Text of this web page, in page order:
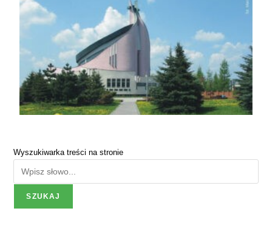
Wyszukiwarka treści na stronie
SZUKAJ